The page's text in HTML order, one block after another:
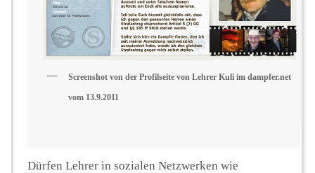
Podcast
Screenshot von der Profilseite von Lehrer Kuli im dampfer.net
vom 13.9.2011
Dürfen Lehrer in sozialen Netzwerken wie